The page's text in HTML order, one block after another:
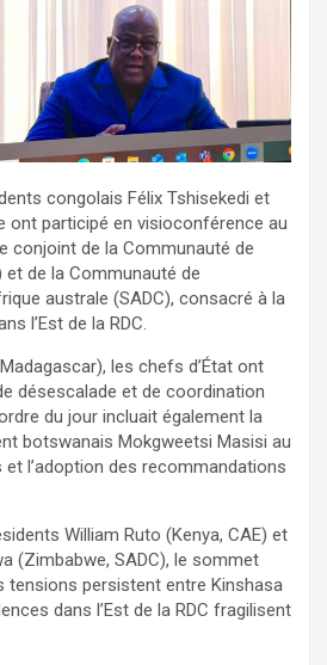
congolais Félix Tshisekedi et
ont participé en visioconférence au
conjoint de la Communauté de
et de la Communauté de
australe (SADC), consacré à la
l’Est de la RDC.
les chefs d’État ont
désescalade et de coordination
du jour incluait également la
botswanais Mokgweetsi Masisi au
l’adoption des recommandations
William Ruto (Kenya, CAE) et
(Zimbabwe, SADC), le sommet
tensions persistent entre Kinshasa
dans l’Est de la RDC fragilisent